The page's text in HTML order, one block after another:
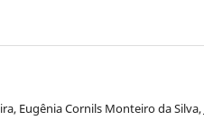
Eugênia Cornils Monteiro da